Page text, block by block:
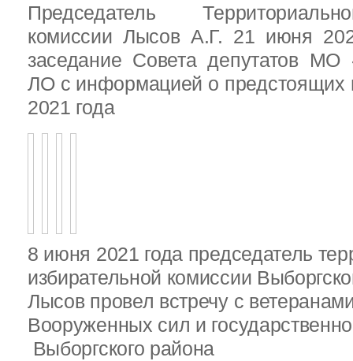
Председатель
комиссии Лысов А.Г. 21 июня
заседание Совета депутатов МО
ЛО с информацией о предстоящих
2021 года
8 июня 2021 года председатель
избирательной комиссии
Лысов провел встречу с
Вооруженных сил и
Выборгского района